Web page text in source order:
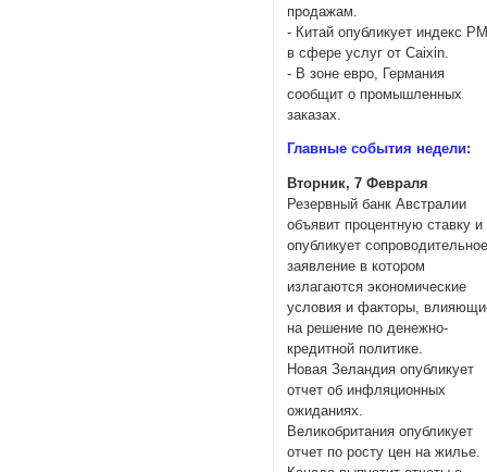
продажам.
- Китай опубликует индекс
в сфере услуг от Caixin.
- В зоне евро, Германия
сообщит о промышленных
заказах.
Главные события недели:
Вторник, 7 Февраля
Резервный банк Австралии
объявит процентную ставку и
опубликует
заявление в котором
излагаются экономические
условия и факторы,
на решение по денежно-
кредитной политике.
Новая Зеландия опубликует
отчет об инфляционных
ожиданиях.
Великобритания опубликует
отчет по росту цен на жилье.